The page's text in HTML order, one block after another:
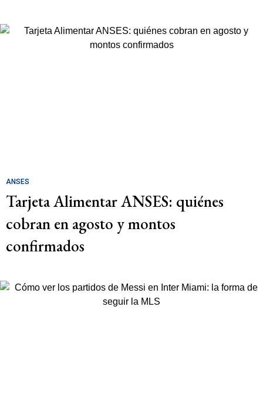
ANSES
Tarjeta Alimentar ANSES: quiénes
cobran en agosto y montos
confirmados